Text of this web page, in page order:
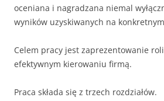
oceniana i nagradzana niemal
wyników uzyskiwanych na
Celem pracy jest zaprezentowanie
efektywnym kierowaniu firmą.
Praca składa się z trzech rozdziałów.